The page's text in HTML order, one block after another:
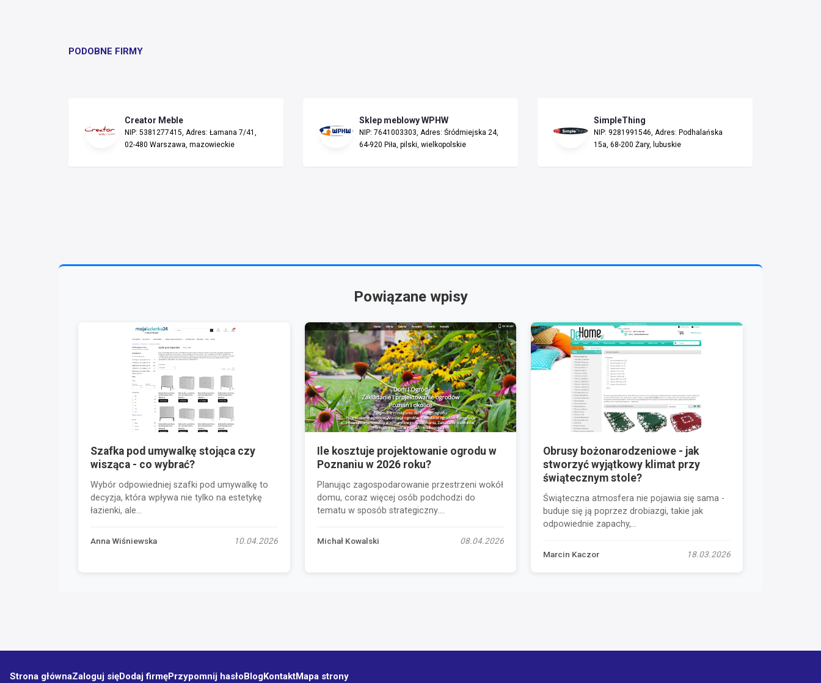
PODOBNE FIRMY
Creator Meble
NIP: 5381277415, Adres: Łamana 7/41,
02-480 Warszawa, mazowieckie
Sklep meblowy WPHW
NIP: 7641003303, Adres: Śródmiejska 24,
64-920 Piła, pilski, wielkopolskie
SimpleThing
NIP: 9281991546, Adres: Podhalańska
15a, 68-200 Żary, lubuskie
Powiązane wpisy
Szafka pod umywalkę stojąca czy
wisząca - co wybrać?
Wybór odpowiedniej szafki pod umywalkę to
decyzja, która wpływa nie tylko na estetykę
łazienki, ale...
Anna Wiśniewska 10.04.2026
Ile kosztuje projektowanie ogrodu w
Poznaniu w 2026 roku?
Planując zagospodarowanie przestrzeni wokół
domu, coraz więcej osób podchodzi do
tematu w sposób strategiczny....
Michał Kowalski 08.04.2026
Obrusy bożonarodzeniowe - jak
stworzyć wyjątkowy klimat przy
świątecznym stole?
Świąteczna atmosfera nie pojawia się sama -
buduje się ją poprzez drobiazgi, takie jak
odpowiednie zapachy,...
Marcin Kaczor 18.03.2026
Strona głównaZaloguj sięDodaj firmęPrzypomnij hasłoBlogKontaktMapa strony